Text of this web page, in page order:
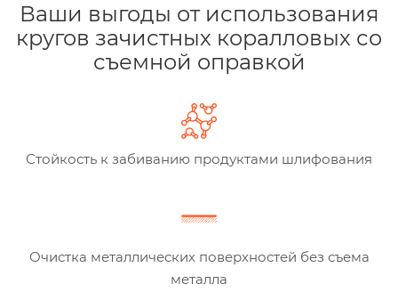
Ваши выгоды от использования
кругов зачистных коралловых со
съемной оправкой
Стойкость к забиванию продуктами шлифования
Очистка металлических поверхностей без съема
металла